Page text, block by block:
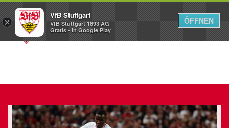
Menü
×
VfB Stuttgart
VfB Stuttgart 1893 AG
Gratis - In Google Play
ÖFFNEN